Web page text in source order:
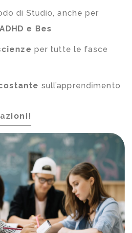
di Studio, anche per
e Bes
per tutte le fasce
sull’apprendimento